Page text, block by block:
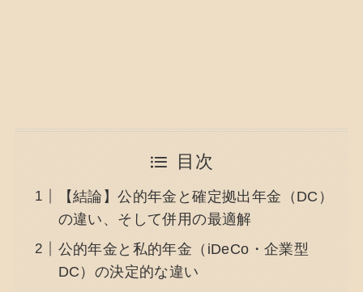
目次
【結論】公的年金と確定拠出年金（DC）
の違い、そして併用の最適解
公的年金と私的年金（iDeCo・企業型
DC）の決定的な違い